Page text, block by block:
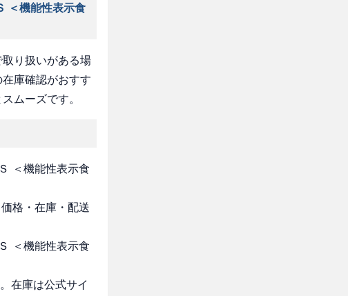
＜機能性表示食
り扱いがある場
庫確認がおすす
ムーズです。
＜機能性表示食
格・在庫・配送
＜機能性表示食
在庫は公式サイ